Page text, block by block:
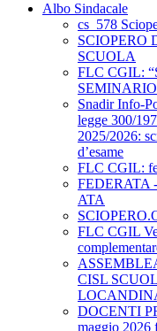
Albo Sindacale
cs_578
SCIOPERO
SCUOLA
FLC CGIL:
Snadir Info-
legge 300/
2025/2026:
d’esame
FLC CGIL:
FEDERATA
ATA
FLC CGIL
CISL
DOCENTI
maggio 2026